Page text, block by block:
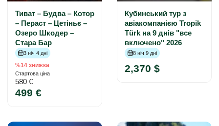
Тиват – Будва – Котор
– Пераст – Цетіньє –
Озеро Шкодер –
Стара Бар
3 ніч 4 дні
%14 знижка
Стартова ціна
580 €
499 €
Кубинський тур з
авіакомпанією Tropik
Türk на 9 днів "все
включено" 2026
8 ніч 9 дні
2,370 $